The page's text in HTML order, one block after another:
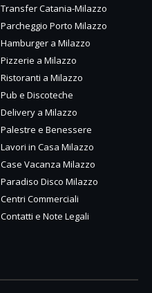
Transfer Catania-Milazzo
Parcheggio Porto Milazzo
Hamburger a Milazzo
Pizzerie a Milazzo
Ristoranti a Milazzo
Pub e Discoteche
Delivery a Milazzo
Palestre e Benessere
Lavori in Casa Milazzo
Case Vacanza Milazzo
Paradiso Disco Milazzo
Centri Commerciali
Contatti e Note Legali